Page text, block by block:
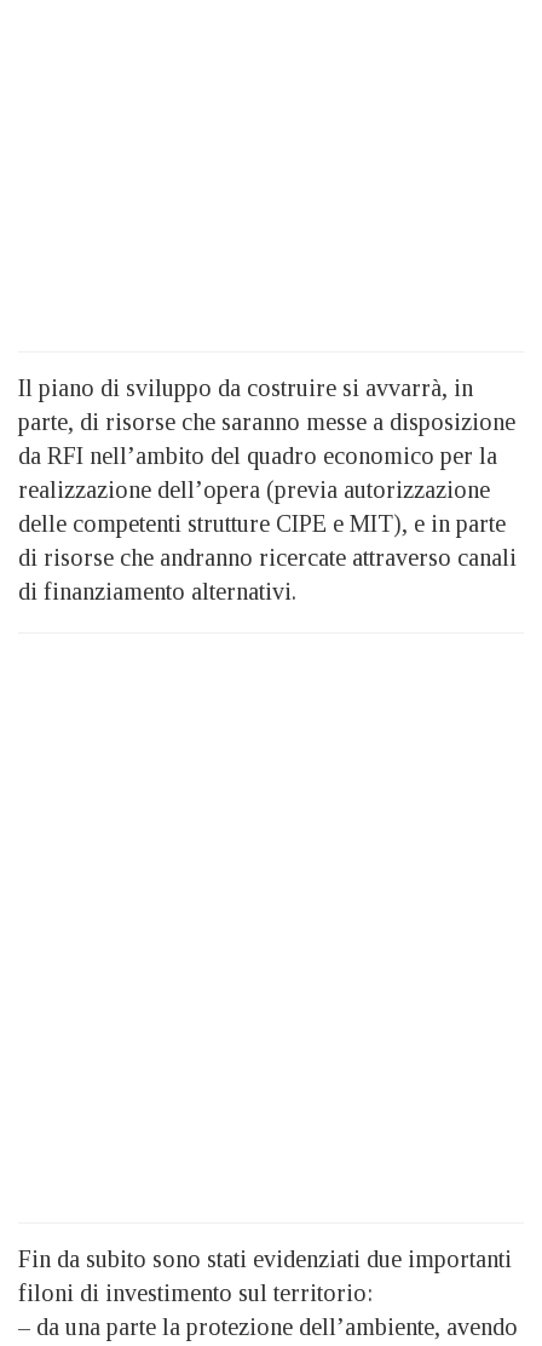
Il piano di sviluppo da costruire si avvarrà, in
parte, di risorse che saranno messe a disposizione
da RFI nell’ambito del quadro economico per la
realizzazione dell’opera (previa autorizzazione
delle competenti strutture CIPE e MIT), e in parte
di risorse che andranno ricercate attraverso canali
di finanziamento alternativi.
Fin da subito sono stati evidenziati due importanti
filoni di investimento sul territorio:
– da una parte la protezione dell’ambiente, avendo